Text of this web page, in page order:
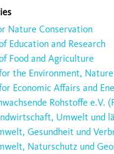
Nature Conservation
Education and Research
Food and Agriculture
the Environment,
Economic Affairs and
Rohstoffe e.V.
Umwelt und
Gesundheit und
Naturschutz und